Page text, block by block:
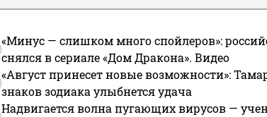
«Минус — слишком много спойлеров»:
снялся в сериале «Дом Дракона». Видео
«Август принесет новые возможности»:
знаков зодиака улыбнется удача
Надвигается волна пугающих вирусов —